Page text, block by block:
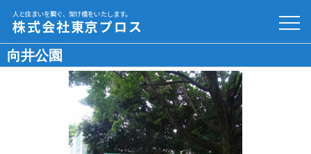
人と住まいを繋ぐ、架け橋をいたします。
株式会社東京プロス
向井公園